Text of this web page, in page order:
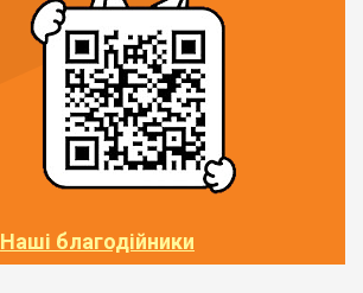
Наші благодійники